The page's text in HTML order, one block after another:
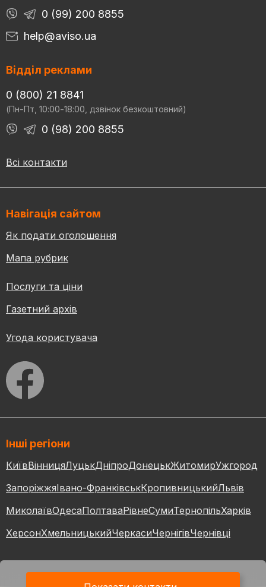
0 (99) 200 8855
help@aviso.ua
Відділ реклами
0 (800) 21 8841
(Пн-Пт, 10:00-18:00, дзвінок безкоштовний)
0 (98) 200 8855
Всі контакти
Навігація сайтом
Як подати оголошення
Мапа рубрик
Послуги та ціни
Газетний архів
Угода користувача
Інші регіони
КиївВінницяЛуцькДніпроДонецькЖитомирУжгород
ЗапоріжжяІвано-ФранківськКропивницькийЛьвів
МиколаївОдесаПолтаваРівнеСумиТернопільХарків
ХерсонХмельницькийЧеркасиЧернігівЧернівці